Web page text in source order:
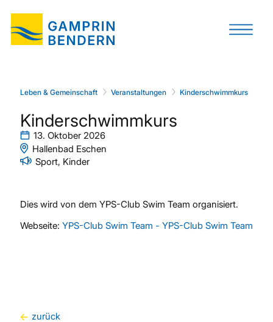
Leben & Gemeinschaft Veranstaltungen Kinderschwimmkurs
Kinderschwimmkurs
13. Oktober 2026
Hallenbad Eschen
Sport, Kinder
Dies wird von dem YPS-Club Swim Team organisiert.
Webseite: YPS-Club Swim Team - YPS-Club Swim Team
zurück